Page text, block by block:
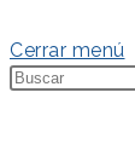
Cerrar menú